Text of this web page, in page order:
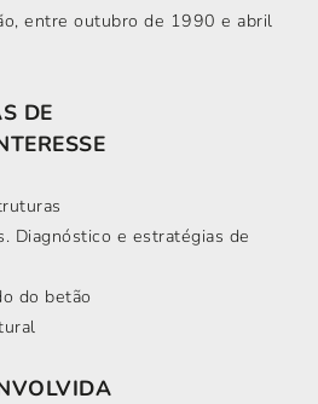
entre outubro de 1990 e abril
DE
Diagnóstico e estratégias de
do betão